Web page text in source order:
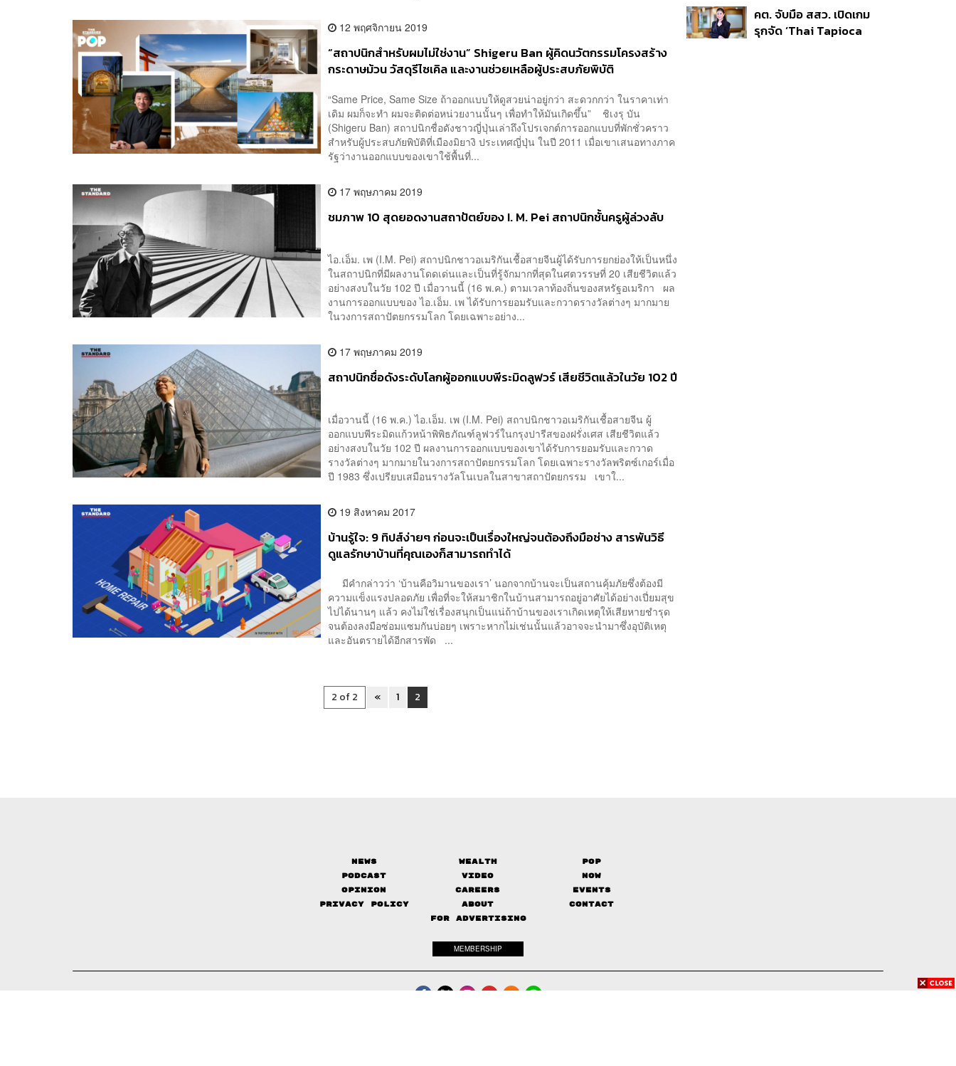
12 พฤศจิกายน 2019
“สถาปนิกสำหรับผมไม่ใช่งาน” Shigeru Ban ผู้คิดนวัตกรรมโครงสร้าง
กระดาษม้วน วัสดุรีไซเคิล และงานช่วยเหลือผู้ประสบภัยพิบัติ
“Same Price, Same Size ถ้าออกแบบให้ดูสวยน่าอยู่กว่า สะดวกกว่า ในราคาเท่า
เดิม ผมก็จะทำ ผมจะติดต่อหน่วยงานนั้นๆ เพื่อทำให้มันเกิดขึ้น” ชิเงรุ บัน
(Shigeru Ban) สถาปนิกชื่อดังชาวญี่ปุ่นเล่าถึงโปรเจกต์การออกแบบที่พักชั่วคราว
สำหรับผู้ประสบภัยพิบัติที่เมืองมิยางิ ประเทศญี่ปุ่น ในปี 2011 เมื่อเขาเสนอทางภาค
รัฐว่างานออกแบบของเขาใช้พื้นที่...
17 พฤษภาคม 2019
ชมภาพ 10 สุดยอดงานสถาปัตย์ของ I. M. Pei สถาปนิกชั้นครูผู้ล่วงลับ
ไอ.เอ็ม. เพ (I.M. Pei) สถาปนิกชาวอเมริกันเชื้อสายจีนผู้ได้รับการยกย่องให้เป็นหนึ่ง
ในสถาปนิกที่มีผลงานโดดเด่นและเป็นที่รู้จักมากที่สุดในศตวรรษที่ 20 เสียชีวิตแล้ว
อย่างสงบในวัย 102 ปี เมื่อวานนี้ (16 พ.ค.) ตามเวลาท้องถิ่นของสหรัฐอเมริกา ผล
งานการออกแบบของ ไอ.เอ็ม. เพ ได้รับการยอมรับและกวาดรางวัลต่างๆ มากมาย
ในวงการสถาปัตยกรรมโลก โดยเฉพาะอย่าง...
17 พฤษภาคม 2019
สถาปนิกชื่อดังระดับโลกผู้ออกแบบพีระมิดลูฟวร์ เสียชีวิตแล้วในวัย 102 ปี
เมื่อวานนี้ (16 พ.ค.) ไอ.เอ็ม. เพ (I.M. Pei) สถาปนิกชาวอเมริกันเชื้อสายจีน ผู้
ออกแบบพีระมิดแก้วหน้าพิพิธภัณฑ์ลูฟวร์ในกรุงปารีสของฝรั่งเศส เสียชีวิตแล้ว
อย่างสงบในวัย 102 ปี ผลงานการออกแบบของเขาได้รับการยอมรับและกวาด
รางวัลต่างๆ มากมายในวงการสถาปัตยกรรมโลก โดยเฉพาะรางวัลพริตซ์เกอร์เมื่อ
ปี 1983 ซึ่งเปรียบเสมือนรางวัลโนเบลในสาขาสถาปัตยกรรม เขาใ...
19 สิงหาคม 2017
บ้านรู้ใจ: 9 ทิปส์ง่ายๆ ก่อนจะเป็นเรื่องใหญ่จนต้องถึงมือช่าง สารพันวิธี
ดูแลรักษาบ้านที่คุณเองก็สามารถทำได้
มีคำกล่าวว่า ‘บ้านคือวิมานของเรา’ นอกจากบ้านจะเป็นสถานคุ้มภัยซึ่งต้องมี
ความแข็งแรงปลอดภัย เพื่อที่จะให้สมาชิกในบ้านสามารถอยู่อาศัยได้อย่างเปี่ยมสุข
ไปได้นานๆ แล้ว คงไม่ใช่เรื่องสนุกเป็นแน่ถ้าบ้านของเราเกิดเหตุให้เสียหายชำรุด
จนต้องลงมือซ่อมแซมกันบ่อยๆ เพราะหากไม่เช่นนั้นแล้วอาจจะนำมาซึ่งอุบัติเหตุ
และอันตรายได้อีกสารพัด ...
2 of 2 « 1 2
นนทบุรี ชี้โรงเรียนควรเป็น
พื้นที่ปลอดภัย
คต. จับมือ สสว. เปิดเกม
รุกจัด ‘Thai Tapioca
News Wealth
Pop
Podcast
Video
Now
Opinion
Careers
Events
Privacy Policy
About
Contact
FOR ADVERTISING
MEMBERSHIP